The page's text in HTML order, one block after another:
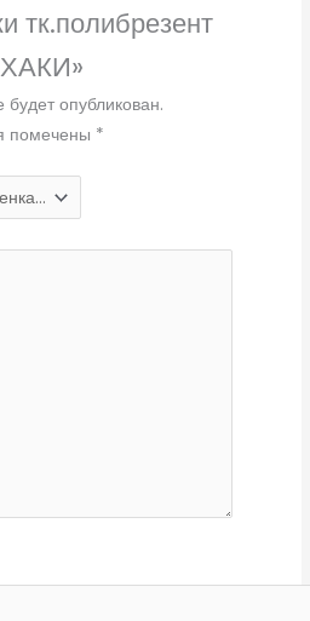
тк.полибрезент
опубликован.
помечены *